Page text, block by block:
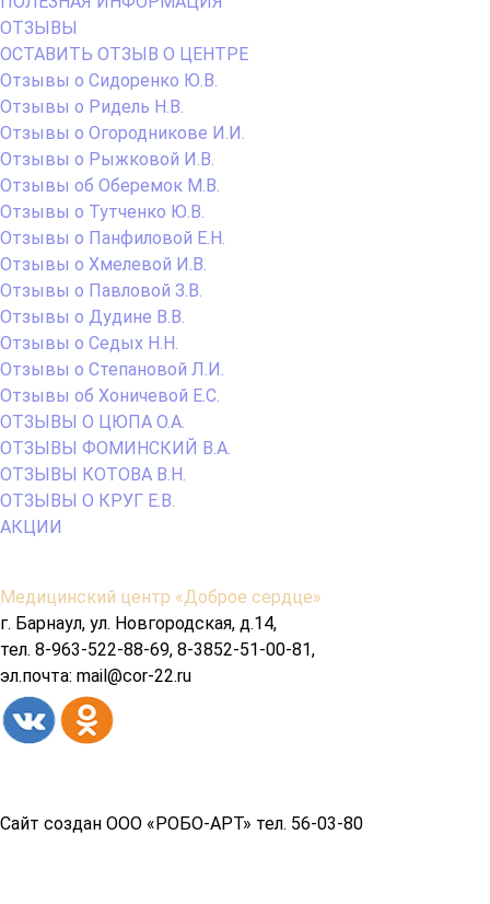
Отзывы о Седых Н.Н.
Отзывы о Степановой Л.И.
Отзывы об Хоничевой Е.С.
ОТЗЫВЫ О ЦЮПА О.А.
ОТЗЫВЫ ФОМИНСКИЙ В.А.
ОТЗЫВЫ КОТОВА В.Н.
ОТЗЫВЫ О КРУГ Е.В.
АКЦИИ
Содержимое
подвала
Медицинский центр «Доброе сердце»
г. Барнаул, ул. Новгородская, д.14,
тел. 8-963-522-88-69, 8-3852-51-00-81,
эл.почта: mail@cor-22.ru
Copyright© 2026 год
Сайт создан ООО «РОБО-АРТ» тел. 56-03-80